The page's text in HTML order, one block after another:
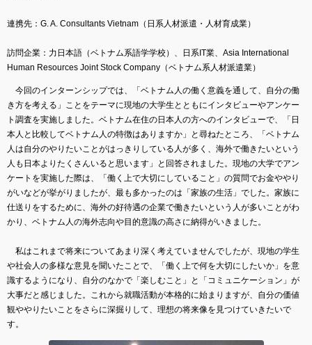
連携先：G. A. Consultants Vietnam（日系人材派遣・人材育成業）
訪問企業：力日本語（ベトナム系語学学校）、日系IT業、Asia International
Human Resources Joint Stock Company（ベトナム系人材派遣業）
今回のインターンシップでは、「ベトナム人の働く意義を通して、自分の働
き方を考える」ことをテーマに現地の大学生とともにインタビューやアンケー
ト調査を実施しました。ベトナム在住の日本人の方へのインタビューで、「日
本人と比較してベトナム人の特徴はありますか」と尋ねたところ、「ベトナム
人は自分のやりたいことがはっきりしている人が多く、海外で働きたいという
人も日本よりたくさんいると思います」と回答されました。現地の大学でアン
ケートを実施した際は、「働く上で大切にしていること」の質問でお金ややり
がいなどが挙がりましたが、最も多かったのは「家族の生活」でした。家族に
仕送りをするために、海外の好待遇の企業で働きたいという人が多いことがわ
かり、ベトナム人の海外志向や目的意識の高さに納得がいきました。
私はこれまで将来についてあまり深く考えていませんでしたが、現地の学生
や社会人の多様な意見を聞いたことで、「働く上で何を大切にしたいか」を意
識するようになり、自分のなかで「楽しむこと」と「コミュニケーション」が
大事だと感じました。これから就職活動が本格的に始まりますが、自分の価値
観ややりたいことをさらに深掘りして、理想の将来像を見つけていきたいで
す。